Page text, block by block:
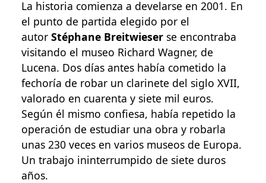
La historia comienza a develarse en 2001. En
el punto de partida elegido por el
autor Stéphane Breitwieser se encontraba
visitando el museo Richard Wagner, de
Lucena. Dos días antes había cometido la
fechoría de robar un clarinete del siglo XVII,
valorado en cuarenta y siete mil euros.
Según él mismo confiesa, había repetido la
operación de estudiar una obra y robarla
unas 230 veces en varios museos de Europa.
Un trabajo ininterrumpido de siete duros
años.